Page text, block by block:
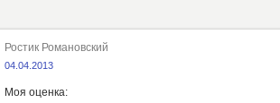
Ростик Романовский
04.04.2013
Моя оценка: